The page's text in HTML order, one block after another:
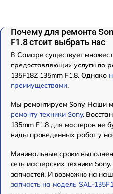
Почему для ремонта
F1.8 стоит выбрать нас
В Самаре существует
предоставляющих услуги по
135F18Z 135mm F1.8. Однако
преимуществами.
Мы ремонтируем Sony. Наши
ремонту техники Sony.
135mm F1.8 для мастеров не
виды проведенных работ у
Минимальные сроки
сеть мастерских техники
запчастей. И возможно на
запчасть на модель SAL-